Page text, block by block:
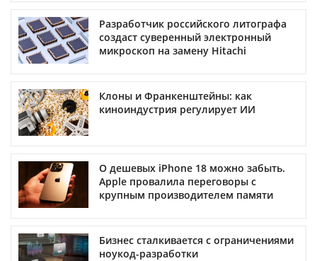
Разработчик российского литографа
создаст суверенный электронный
микроскоп на замену Hitachi
Клоны и Франкенштейны: как
киноиндустрия регулирует ИИ
О дешевых iPhone 18 можно забыть.
Apple провалила переговоры с
крупным производителем памяти
Бизнес сталкивается с ограничениями
ноукод-разработки